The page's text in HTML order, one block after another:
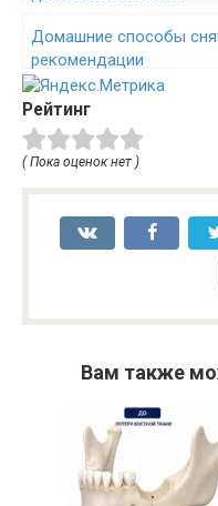
Домашние способы
рекомендации
Рейтинг
( Пока оценок нет )
Вам также